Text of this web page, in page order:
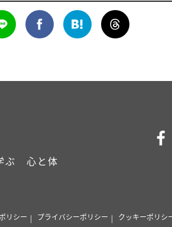
ぶ
心と体
リシー プライバシーポリシー クッキーポリシ